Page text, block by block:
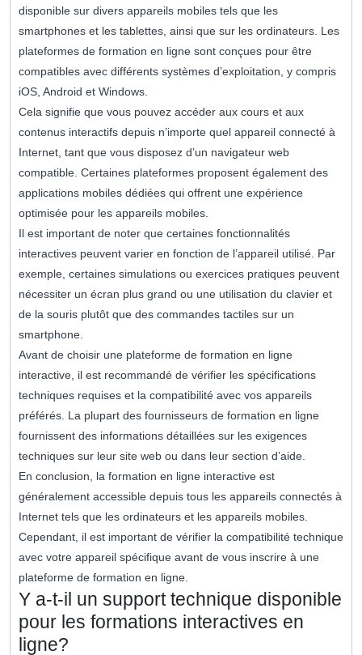
disponible sur divers appareils mobiles tels que les
smartphones et les tablettes, ainsi que sur les ordinateurs. Les
plateformes de formation en ligne sont conçues pour être
compatibles avec différents systèmes d’exploitation, y compris
iOS, Android et Windows.
Cela signifie que vous pouvez accéder aux cours et aux
contenus interactifs depuis n’importe quel appareil connecté à
Internet, tant que vous disposez d’un navigateur web
compatible. Certaines plateformes proposent également des
applications mobiles dédiées qui offrent une expérience
optimisée pour les appareils mobiles.
Il est important de noter que certaines fonctionnalités
interactives peuvent varier en fonction de l’appareil utilisé. Par
exemple, certaines simulations ou exercices pratiques peuvent
nécessiter un écran plus grand ou une utilisation du clavier et
de la souris plutôt que des commandes tactiles sur un
smartphone.
Avant de choisir une plateforme de formation en ligne
interactive, il est recommandé de vérifier les spécifications
techniques requises et la compatibilité avec vos appareils
préférés. La plupart des fournisseurs de formation en ligne
fournissent des informations détaillées sur les exigences
techniques sur leur site web ou dans leur section d’aide.
En conclusion, la formation en ligne interactive est
généralement accessible depuis tous les appareils connectés à
Internet tels que les ordinateurs et les appareils mobiles.
Cependant, il est important de vérifier la compatibilité technique
avec votre appareil spécifique avant de vous inscrire à une
plateforme de formation en ligne.
Y a-t-il un support technique disponible
pour les formations interactives en
ligne?